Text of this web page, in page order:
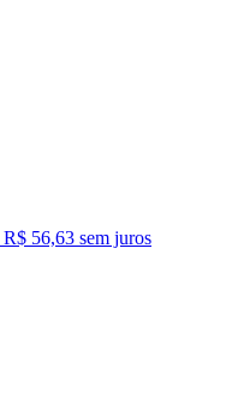
R$ 56,63 sem juros